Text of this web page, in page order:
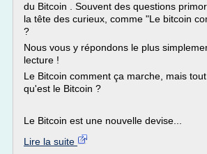
du Bitcoin . Souvent des questions
la tête des curieux, comme "Le bitcoin
?
Nous vous y répondons le plus
lecture !
Le Bitcoin comment ça marche, mais
qu'est le Bitcoin ?
Le Bitcoin est une nouvelle devise...
Lire la suite